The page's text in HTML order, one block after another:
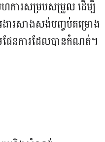
ការសម្របសម្រួល ដើម្បី
ារសាងសង់បញ្ចប់គម្រោង
ផែនការដែលបានកំណត់។